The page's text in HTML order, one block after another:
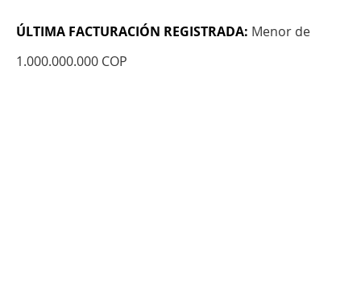
ÚLTIMA FACTURACIÓN REGISTRADA: Menor de
1.000.000.000 COP